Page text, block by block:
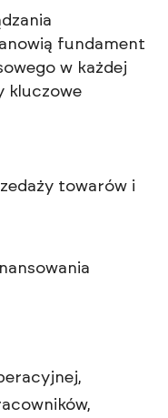
fundament
w każdej
kluczowe
towarów i